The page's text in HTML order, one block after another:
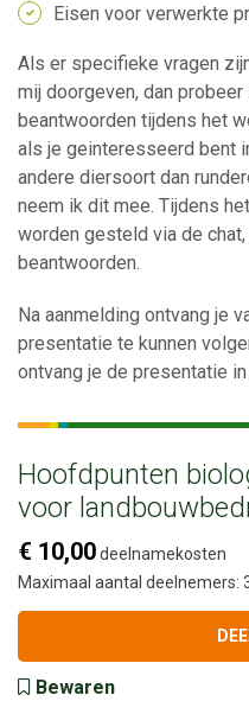
Eisen voor verwerkte
Als er specifieke vragen
mij doorgeven, dan
beantwoorden tijdens het
als je geinteresseerd bent
andere diersoort dan
neem ik dit mee. Tijdens
worden gesteld via de
beantwoorden.
Na aanmelding ontvang je
presentatie te kunnen
ontvang je de presentatie
Hoofdpunten
voor
€ 10,00deelnamekosten
Maximaal aantal deelnemers:
Bewaren